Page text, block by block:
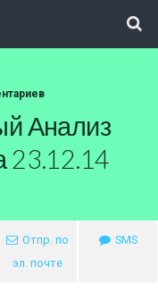
Анализ
23.12.14
Отпр. по
эл. почте
SMS